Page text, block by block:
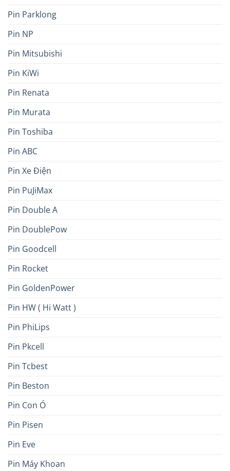
Pin Parklong
Pin NP
Pin Mitsubishi
Pin KiWi
Pin Renata
Pin Murata
Pin Toshiba
Pin ABC
Pin Xe Điện
Pin PuJiMax
Pin Double A
Pin DoublePow
Pin Goodcell
Pin Rocket
Pin GoldenPower
Pin HW ( Hi Watt )
Pin PhiLips
Pin Pkcell
Pin Tcbest
Pin Beston
Pin Con Ó
Pin Pisen
Pin Eve
Pin Máy Khoan